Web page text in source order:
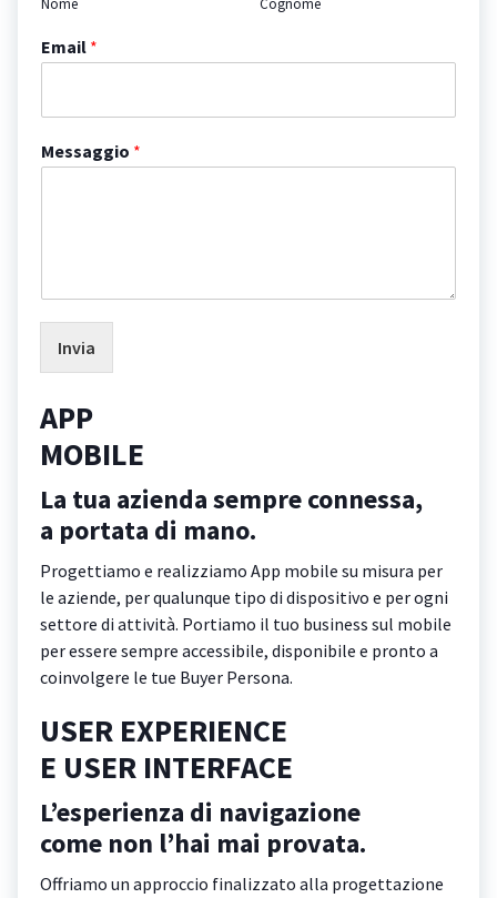
Nome Cognome
Email *
Messaggio *
Invia
APP
MOBILE
La tua azienda sempre connessa,
a portata di mano.
Progettiamo e realizziamo App mobile su misura per
le aziende, per qualunque tipo di dispositivo e per ogni
settore di attività. Portiamo il tuo business sul mobile
per essere sempre accessibile, disponibile e pronto a
coinvolgere le tue Buyer Persona.
USER EXPERIENCE
E USER INTERFACE
L’esperienza di navigazione
come non l’hai mai provata.
Offriamo un approccio finalizzato alla progettazione